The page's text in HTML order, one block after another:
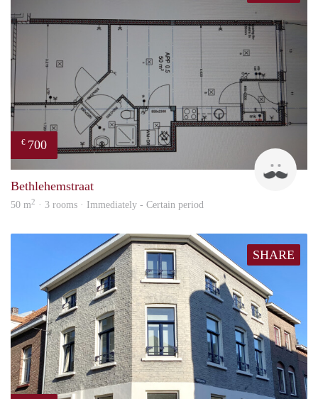
€ 700
Bethlehemstraat
50 m2 · 3 rooms · Immediately - Certain period
SHARE